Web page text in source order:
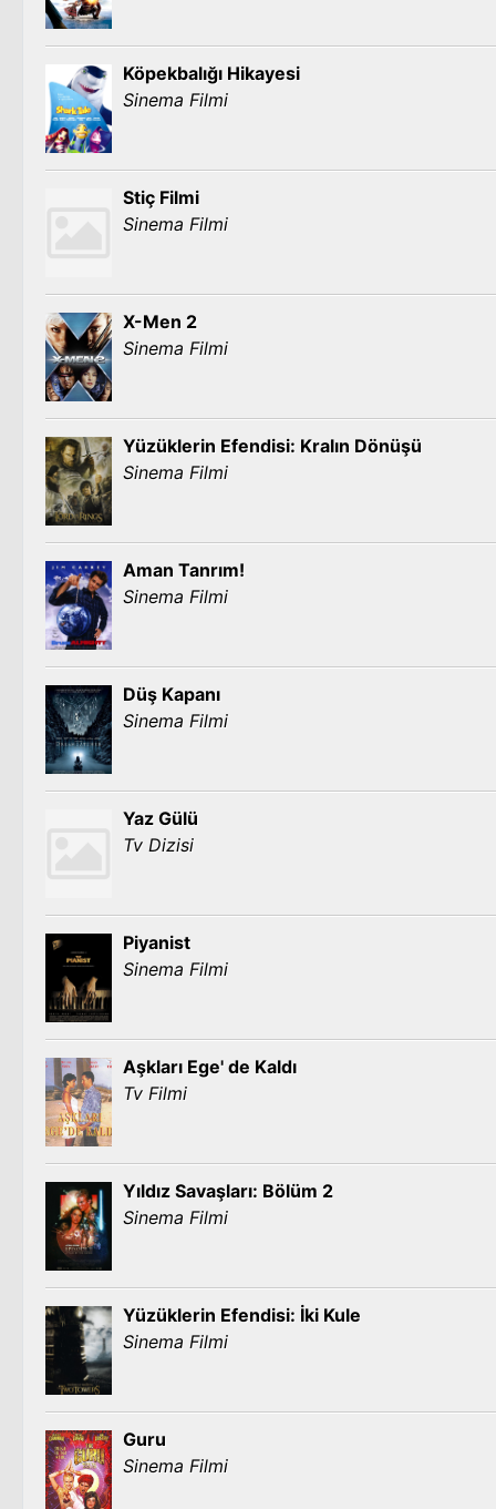
Köpekbalığı Hikayesi
Sinema Filmi
Stiç Filmi
Sinema Filmi
X-Men 2
Sinema Filmi
Yüzüklerin Efendisi: Kralın Dönüşü
Sinema Filmi
Aman Tanrım!
Sinema Filmi
Düş Kapanı
Sinema Filmi
Yaz Gülü
Tv Dizisi
Piyanist
Sinema Filmi
Aşkları Ege' de Kaldı
Tv Filmi
Yıldız Savaşları: Bölüm 2
Sinema Filmi
Yüzüklerin Efendisi: İki Kule
Sinema Filmi
Guru
Sinema Filmi